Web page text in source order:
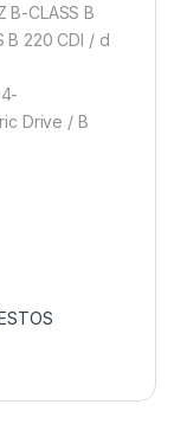
B-CLASS B
B 220 CDI / d
Drive / B